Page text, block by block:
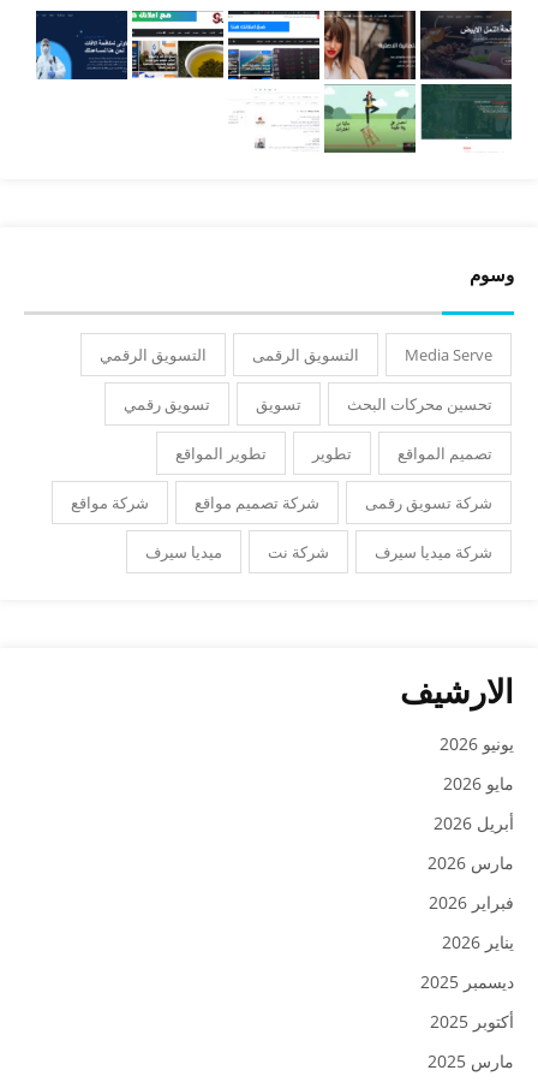
وسوم
Media Serve التسويق الرقمى التسويق الرقمي
تحسين محركات البحث تسويق تسويق رقمي
تصميم المواقع تطوير تطوير المواقع
شركة تسويق رقمى شركة تصميم مواقع شركة مواقع
شركة ميديا سيرف شركة نت ميديا سيرف
الارشيف
يونيو 2026
مايو 2026
أبريل 2026
مارس 2026
فبراير 2026
يناير 2026
ديسمبر 2025
أكتوبر 2025
مارس 2025